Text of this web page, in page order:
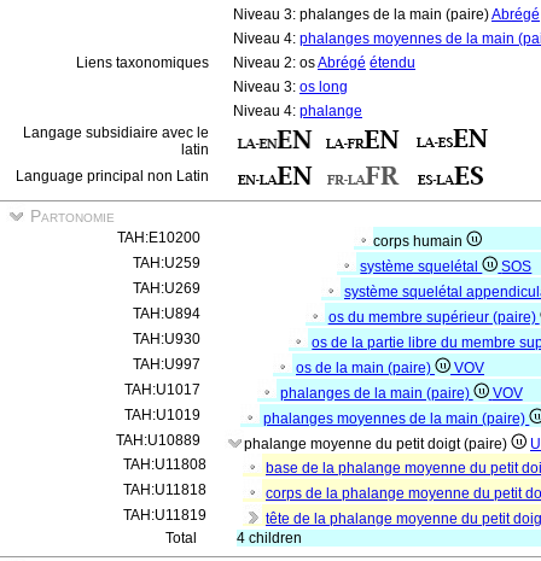
Niveau 3: phalanges de la main (paire)Abrégé
Niveau 4: phalanges moyennes de la main
Liens taxonomiques
Niveau 2: osAbrégé étendu
Niveau 3: os long
Niveau 4: phalange
Langage subsidiaire avec le
latin
Language principal non Latin
Partonomie
TAH:E10200
corps humain
TAH:U259
système squelétal
SOS
TAH:U269
système squelétal
TAH:U894
os du membre supérieur (paire)
TAH:U930
os de la partie libre du membre
TAH:U997
os de la main (paire)
VOV
TAH:U1017
phalanges de la main (paire)
VOV
TAH:U1019
phalanges moyennes de la main (paire)
TAH:U10889
phalange moyenne du petit doigt (paire)
TAH:U11808
base de la phalange moyenne du petit
TAH:U11818
corps de la phalange moyenne du petit
TAH:U11819
tête de la phalange moyenne du petit
Total
4 children